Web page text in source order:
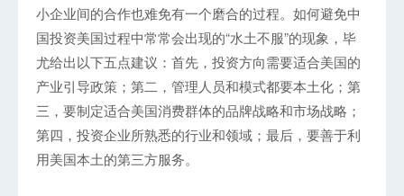
小企业间的合作也难免有一个磨合的过程。如何避免中
国投资美国过程中常常会出现的“水土不服”的现象，毕
尤给出以下五点建议：首先，投资方向需要适合美国的
产业引导政策；第二，管理人员和模式都要本土化；第
三，要制定适合美国消费群体的品牌战略和市场战略；
第四，投资企业所熟悉的行业和领域；最后，要善于利
用美国本土的第三方服务。